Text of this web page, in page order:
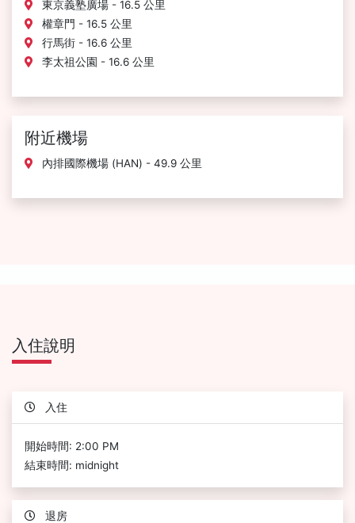
東京義塾廣場 - 16.5 公里
權章門 - 16.5 公里
行馬街 - 16.6 公里
李太祖公園 - 16.6 公里
附近機場
內排國際機場 (HAN) - 49.9 公里
入住說明
入住
開始時間: 2:00 PM
結束時間: midnight
退房